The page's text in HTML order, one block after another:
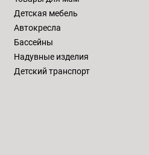
Детская мебель
Автокресла
Бассейны
Надувные изделия
Детский транспорт